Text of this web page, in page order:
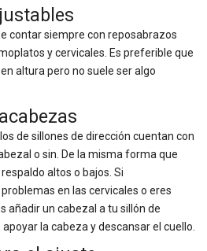
contar siempre con reposabrazos
y cervicales. Es preferible que
altura pero no suele ser algo
de sillones de dirección cuentan con
o sin. De la misma forma que
altos o bajos. Si
en las cervicales o eres
añadir un cabezal a tu sillón de
la cabeza y descansar el cuello.